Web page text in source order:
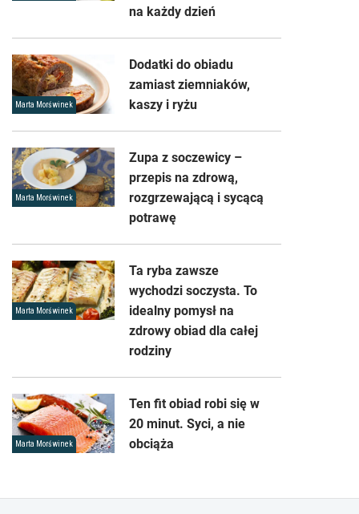
na każdy dzień
Marta Morświnek
Dodatki do obiadu
zamiast ziemniaków,
kaszy i ryżu
Marta Morświnek
Zupa z soczewicy –
przepis na zdrową,
rozgrzewającą i sycącą
potrawę
Marta Morświnek
Ta ryba zawsze
wychodzi soczysta. To
idealny pomysł na
zdrowy obiad dla całej
rodziny
Marta Morświnek
Ten fit obiad robi się w
20 minut. Syci, a nie
obciąża